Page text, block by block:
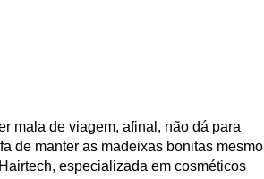
mala de viagem, afinal, não dá para
de manter as madeixas bonitas mesmo
especializada em cosméticos